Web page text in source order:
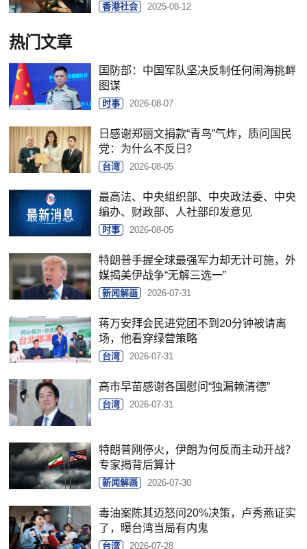
香港社会 2025-08-12
热门文章
国防部：中国军队坚决反制任何闹海挑衅
图谋
时事 2026-08-07
日感谢郑丽文捐款“青鸟”气炸，质问国民
党：为什么不反日？
台湾 2026-08-05
最高法、中央组织部、中央政法委、中央
编办、财政部、人社部印发意见
时事 2026-08-05
特朗普手握全球最强军力却无计可施，外
媒揭美伊战争“无解三选一”
新闻解画 2026-07-31
蒋万安拜会民进党团不到20分钟被请离
场，他看穿绿营策略
台湾 2026-07-31
高市早苗感谢各国慰问“独漏赖清德”
台湾 2026-07-31
特朗普刚停火，伊朗为何反而主动开战？
专家揭背后算计
新闻解画 2026-07-30
毒油案陈其迈怒问20%决策，卢秀燕证实
了，曝台湾当局有内鬼
台湾 2026-07-28